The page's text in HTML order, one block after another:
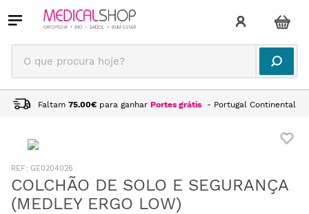
O que procura hoje?
Faltam 75.00€ para ganhar Portes grátis - Portugal Continental
: GE0204026
COLCHÃO DE SOLO E SEGURANÇA
(MEDLEY ERGO LOW)